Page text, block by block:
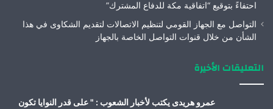
احتفاءً بتوقيع “اتفاقية مكة للدفاع المشترك”
التواصل مع الجهاز القومي لتنظيم الاتصالات لتقديم الشكاوى في هذا
الشأن من خلال قنوات التواصل الخاصة بالجهاز
التعليقات الأخيرة
عمرو هريدى يكتب لأخبار الشعوب : " على قدر النوايا تكون